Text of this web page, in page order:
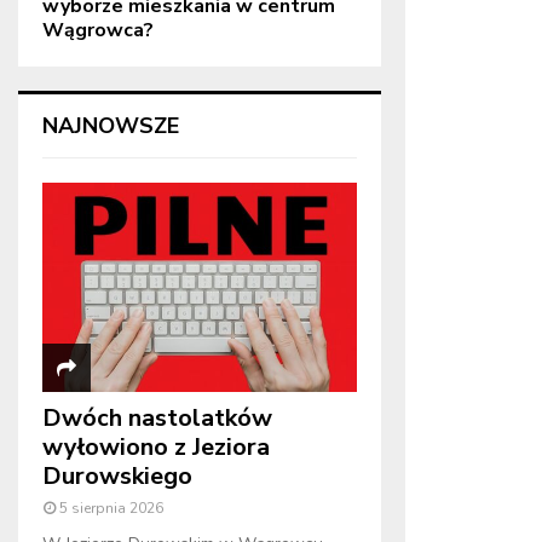
wyborze mieszkania w centrum
Wągrowca?
NAJNOWSZE
Dwóch nastolatków
wyłowiono z Jeziora
Durowskiego
5 sierpnia 2026